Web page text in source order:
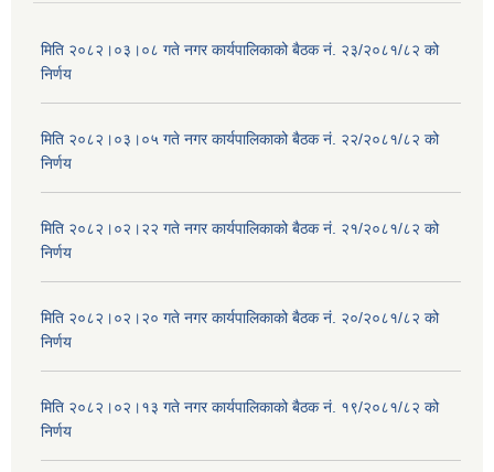
मिति २०८२।०३।०८ गते नगर कार्यपालिकाको बैठक नं. २३/२०८१/८२ को
निर्णय
मिति २०८२।०३।०५ गते नगर कार्यपालिकाको बैठक नं. २२/२०८१/८२ को
निर्णय
मिति २०८२।०२।२२ गते नगर कार्यपालिकाको बैठक नं. २१/२०८१/८२ को
निर्णय
मिति २०८२।०२।२० गते नगर कार्यपालिकाको बैठक नं. २०/२०८१/८२ को
निर्णय
मिति २०८२।०२।१३ गते नगर कार्यपालिकाको बैठक नं. १९/२०८१/८२ को
निर्णय